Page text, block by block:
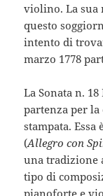
violino. La sua
questo
intento di
marzo 1778
La Sonata n.
partenza per
stampata.
(Allegro con
una tradizione
tipo di
pianoforte e